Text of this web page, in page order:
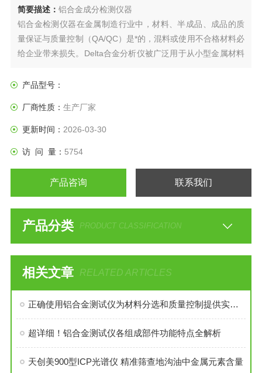
简要描述： 铝合金成分检测仪器
铝合金检测仪器在金属制造行业中，材料、半成品、成品的质
量保证与质量控制（QA/QC）是*的，混料或使用不合格材料必
给企业带来损失。Delta合金分析仪被广泛用于从小型金属材料
产品型号：
厂商性质： 生产厂家
更新时间： 2026-03-30
访 问 量： 5754
产品咨询 联系我们
产品分类 PRODUCT CLASSIFICATION
相关文章 RELATED ARTICLES
正确使用铝合金测试仪为材料分选和质量控制提供实时数据
超详细！铝合金测试仪各组成部件功能特点全解析
天创美900型ICP光谱仪 精准筛查地沟油中金属元素含量